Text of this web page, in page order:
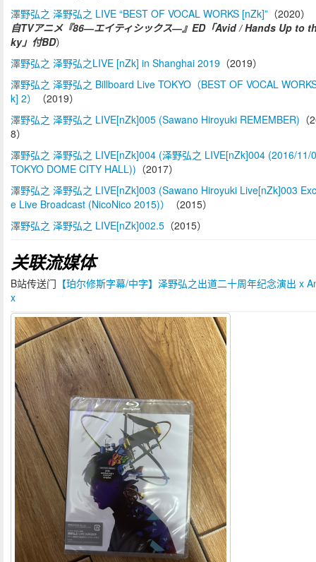
澤野弘之 泽野弘之 LIVE “BEST OF VOCAL WORKS [nZk]” （2020）
自TVアニメ『86―エイティシックス―』ED「Avid / Hands Up to
ky」付BD）
澤野弘之 泽野弘之LIVE [nZk] in Shanghai 2019 （2019）
澤野弘之 泽野弘之 Billboard Live TOKYO（BEST OF VOCAL
k] 2）
（2019）
澤野弘之 泽野弘之 LIVE[nZk]005 (Sawano Hiroyuki REMEMBER)
8）
澤野弘之 泽野弘之 LIVE[nZk]004 (泽野弘之 LIVE[nZk]004 (2016/11/
TOKYO DOME CITY HALL)) （2017）
澤野弘之 泽野弘之 LIVE[nZk]003 (Sawano Hiroyuki Live[nZk]003
e Live Broadcast (NicoNico 2015)）
（2015）
澤野弘之 泽野弘之 LIVE[nZk]002.5 （2015）
关联流媒体
B站传送门 【珀尔修斯字幕/中字】泽野弘之出道二十周年纪念演出 x
x